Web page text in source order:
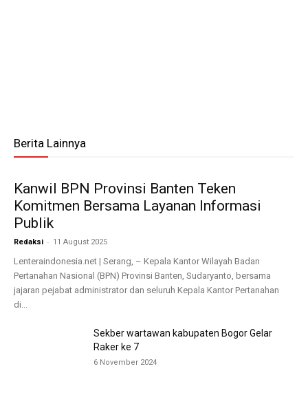
Berita Lainnya
Kanwil BPN Provinsi Banten Teken
Komitmen Bersama Layanan Informasi
Publik
Redaksi - 11 August 2025
Lenteraindonesia.net | Serang, – Kepala Kantor Wilayah Badan
Pertanahan Nasional (BPN) Provinsi Banten, Sudaryanto, bersama
jajaran pejabat administrator dan seluruh Kepala Kantor Pertanahan
di...
Sekber wartawan kabupaten Bogor Gelar
Raker ke 7
6 November 2024